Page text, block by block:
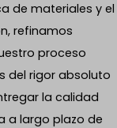
de materiales y el
refinamos
proceso
del rigor absoluto
la calidad
a largo plazo de